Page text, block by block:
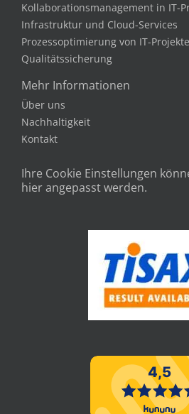
Kollaborationsmanagement in IT-
Infrastruktur und Cloud-Services
Prozessoptimierung von IT-
Qualitätssicherung
Mehr Informationen
Über uns
Nachhaltigkeit
Kontakt
Ihre Cookie Einstellungen
hier angepasst werden.